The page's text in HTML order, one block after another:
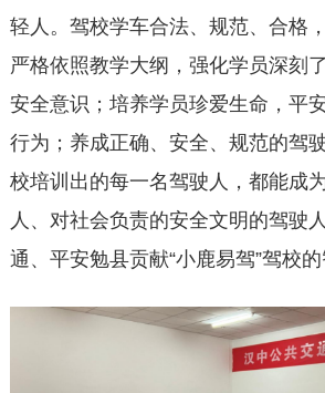
轻人。驾校学车合法、规范、合格
严格依照教学大纲，强化学员深刻
安全意识；培养学员珍爱生命，平
行为；养成正确、安全、规范的驾
校培训出的每一名驾驶人，都能成
人、对社会负责的安全文明的驾驶
通、平安勉县贡献“小鹿易驾”驾校的